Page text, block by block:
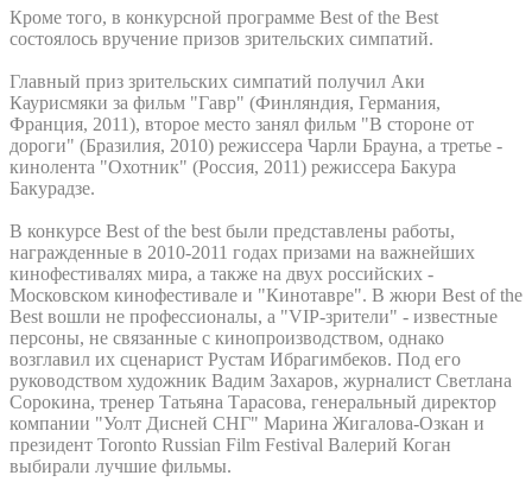
Кроме того, в конкурсной программе Best of the Best
состоялось вручение призов зрительских симпатий.
Главный приз зрительских симпатий получил Аки
Каурисмяки за фильм "Гавр" (Финляндия, Германия,
Франция, 2011), второе место занял фильм "В стороне от
дороги" (Бразилия, 2010) режиссера Чарли Брауна, а третье -
кинолента "Охотник" (Россия, 2011) режиссера Бакура
Бакурадзе.
В конкурсе Best of the best были представлены работы,
награжденные в 2010-2011 годах призами на важнейших
кинофестивалях мира, а также на двух российских -
Московском кинофестивале и "Кинотавре". В жюри Best of the
Best вошли не профессионалы, а "VIP-зрители" - известные
персоны, не связанные с кинопроизводством, однако
возглавил их сценарист Рустам Ибрагимбеков. Под его
руководством художник Вадим Захаров, журналист Светлана
Сорокина, тренер Татьяна Тарасова, генеральный директор
компании "Уолт Дисней СНГ" Марина Жигалова-Озкан и
президент Toronto Russian Film Festival Валерий Коган
выбирали лучшие фильмы.